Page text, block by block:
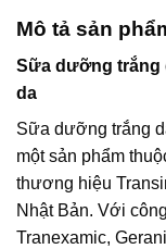
Mô tả sản
Sữa dưỡng trắng
da
Sữa dưỡng trắng
một sản phẩm
thương hiệu
Nhật Bản. Với
Tranexamic,